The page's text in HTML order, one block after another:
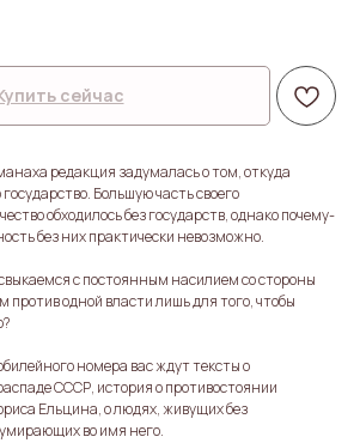
сейчас
редакция задумалась о том, откуда
Большую часть своего
обходилось без государств, однако почему-
без них практически невозможно.
с постоянным насилием со стороны
против одной власти лишь для того, чтобы
номера вас ждут тексты о
СССР, история о противостоянии
Ельцина, о людях, живущих без
во имя него.